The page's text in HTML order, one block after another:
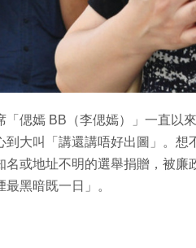
「偲嫣 BB（李偲嫣）」一直以
到大叫「講還講唔好出圖」。
名或地址不明的選舉捐贈，被
黑暗既一日」。